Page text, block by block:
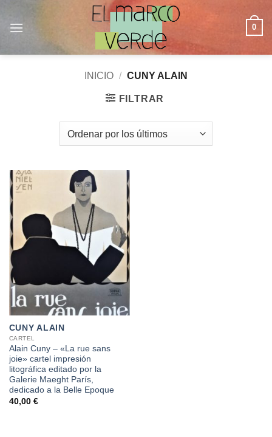
0
INICIO / CUNY ALAIN
FILTRAR
CUNY ALAIN
CARTEL
Alain Cuny – «La rue sans
joie» cartel impresión
litográfica editado por la
Galerie Maeght París,
dedicado a la Belle Epoque
40,00 €